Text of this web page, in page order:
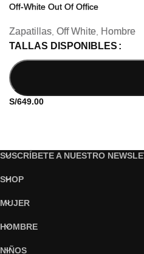
Off-White Out Of Office
Zapatillas Off White
Hombre
TALLAS DISPONIBLES
S/649.00
SUSCRÍBETE A NUESTRO
SHOP
MUJER
HOMBRE
NIÑOS